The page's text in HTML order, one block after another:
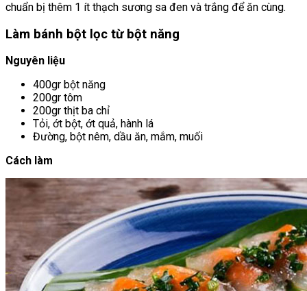
chuẩn bị thêm 1 ít thạch sương sa đen và trắng để ăn cùng.
Làm bánh bột lọc từ bột năng
Nguyên liệu
400gr bột năng
200gr tôm
200gr thịt ba chỉ
Tỏi, ớt bột, ớt quả, hành lá
Đường, bột nêm, dầu ăn, mắm, muối
Cách làm